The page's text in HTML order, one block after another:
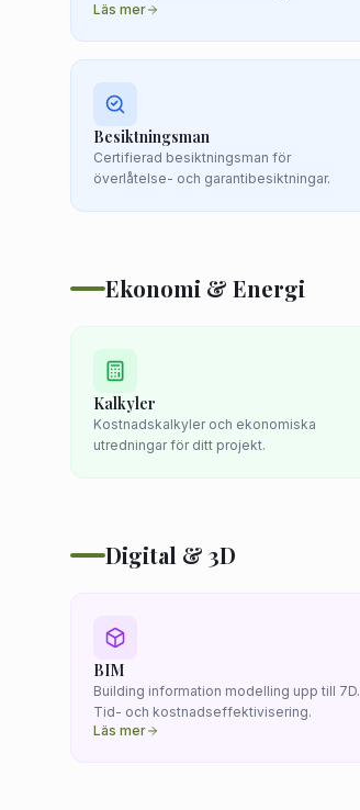
Läs mer
Besiktningsman
Certifierad besiktningsman för
överlåtelse- och garantibesiktningar.
Ekonomi & Energi
Kalkyler
Kostnadskalkyler och ekonomiska
utredningar för ditt projekt.
Digital & 3D
BIM
Building information modelling upp till 7D.
Tid- och kostnadseffektivisering.
Läs mer